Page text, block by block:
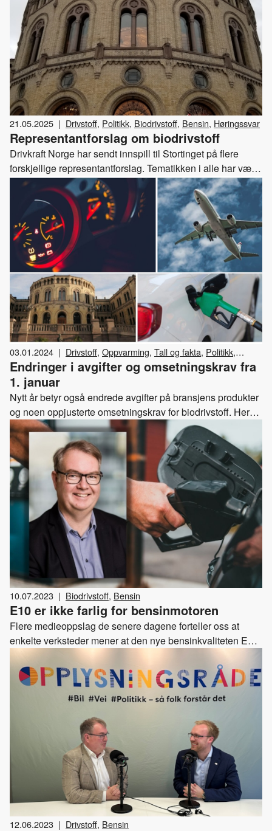
21.05.2025 | Drivstoff, Politikk, Biodrivstoff, Bensin, Høringssvar
Representantforslag om biodrivstoff
Drivkraft Norge har sendt innspill til Stortinget på flere
forskjellige representantforslag. Tematikken i alle har vært
biodrivstoff. Her kan du lese våre høringssvar.
03.01.2024 | Drivstoff, Oppvarming, Tall og fakta, Politikk,
Energistasjoner,Industri,Biodrivstoff,Diesel,
Avgifter, Bensin
Endringer i avgifter og omsetningskrav fra
1. januar
Nytt år betyr også endrede avgifter på bransjens produkter
og noen oppjusterte omsetningskrav for biodrivstoff. Her
har vi samlet en oversikt over endringene.
10.07.2023 | Biodrivstoff, Bensin
E10 er ikke farlig for bensinmotoren
Flere medieoppslag de senere dagene forteller oss at
enkelte verksteder mener at den nye bensinkvaliteten E10
er skadelig for bensinmotorer. Det er særlig tilfeller med
gressklippere og påhengsmotorer som har vært omtalt.
Fagsjef i Drivkraft Norge, Kjartan Berland, mener det blir
for enkelt å si at det nødvendigvis er den nye
bensinkvaliteten som er årsaken til motorproblemer. Det
avgjørende er å forsikre seg om at man bruker rett drivstoff
12.06.2023 | Drivstoff, Bensin